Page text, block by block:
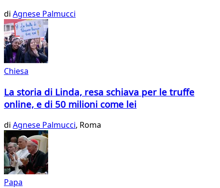
di Agnese Palmucci
Chiesa
La storia di Linda, resa schiava per le truffe
online, e di 50 milioni come lei
di Agnese Palmucci, Roma
Papa